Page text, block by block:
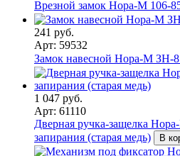
Врезной замок Нора-М 106-
241 руб.
Арт: 59532
Замок навесной Нора-М ЗН-
1 047 руб.
Арт: 61110
Дверная ручка-защелка
запирания (старая медь)
В